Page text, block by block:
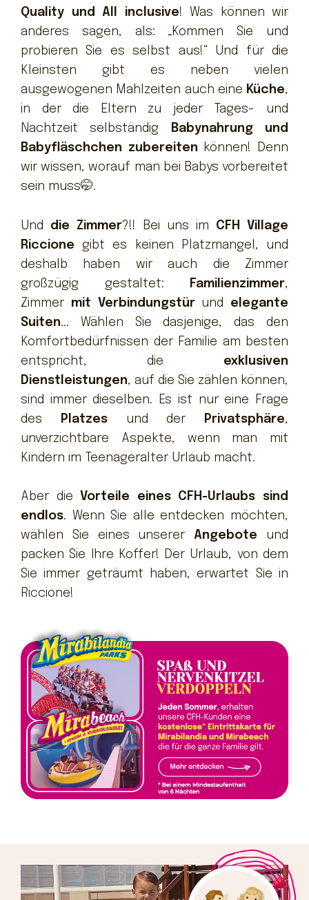
Quality und All inclusive! Was können wir
anderes sagen, als: „Kommen Sie und
probieren Sie es selbst aus!“ Und für die
Kleinsten gibt es neben vielen
ausgewogenen Mahlzeiten auch eine Küche,
in der die Eltern zu jeder Tages- und
Nachtzeit selbständig
Babynahrung und
Babyfläschchen zubereiten können! Denn
wir wissen, worauf man bei Babys vorbereitet
sein muss🤭.
Und die Zimmer?!! Bei uns im CFH Village
Riccione gibt es keinen Platzmangel, und
deshalb haben wir auch die Zimmer
großzügig gestaltet:
Familienzimmer,
Zimmer mit Verbindungstürund elegante
Suiten... Wählen Sie dasjenige, das den
Komfortbedürfnissen der Familie am besten
entspricht, die exklusiven
Dienstleistungen, auf die Sie zählen können,
sind immer dieselben. Es ist nur eine Frage
des
Platzes und der Privatsphäre,
unverzichtbare Aspekte, wenn man mit
Kindern im Teenageralter Urlaub macht.
Aber die Vorteile eines CFH-Urlaubs sind
endlos. Wenn Sie alle entdecken möchten,
wählen Sie eines unsererAngebote und
packen Sie Ihre Koffer! Der Urlaub, von dem
Sie immer geträumt haben, erwartet Sie in
Riccione!